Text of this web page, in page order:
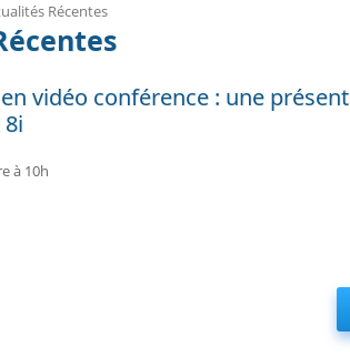
Récentes
vidéo conférence : une
à 10h